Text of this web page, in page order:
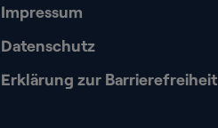
Impressum
Datenschutz
Erklärung zur Barrierefreiheit